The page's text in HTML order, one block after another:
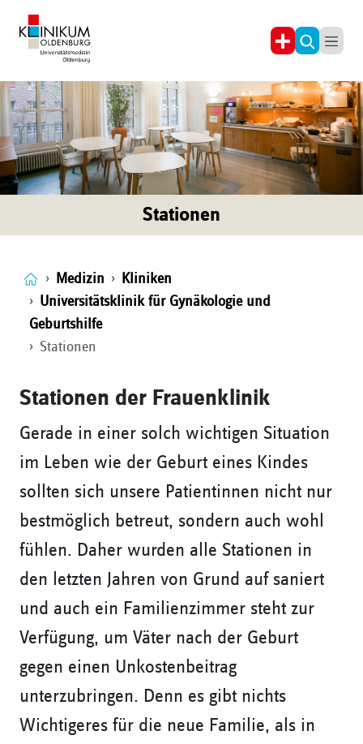
Stationen
Medizin
Kliniken
Universitätsklinik für Gynäkologie und
Geburtshilfe
Stationen
Stationen der Frauenklinik
Gerade in einer solch wichtigen Situation
im Leben wie der Geburt eines Kindes
sollten sich unsere Patientinnen nicht nur
bestmöglich betreut, sondern auch wohl
fühlen. Daher wurden alle Stationen in
den letzten Jahren von Grund auf saniert
und auch ein Familienzimmer steht zur
Verfügung, um Väter nach der Geburt
gegen einen Unkostenbeitrag
unterzubringen. Denn es gibt nichts
Wichtigeres für die neue Familie, als in